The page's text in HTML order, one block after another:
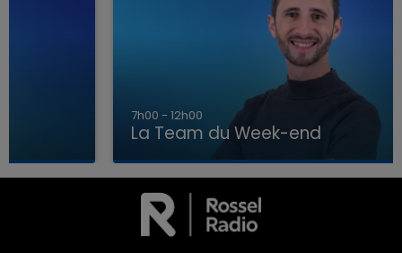
LA TEAM DU WEEK-
La Team du Week-end